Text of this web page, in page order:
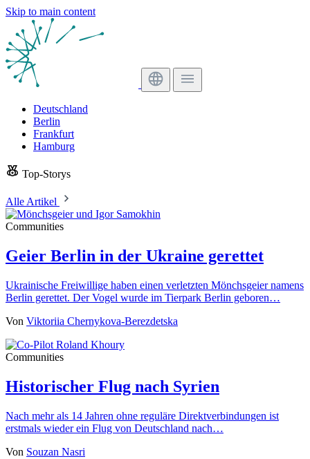
Skip to main content
Deutschland
Berlin
Frankfurt
Hamburg
Top-Storys
Alle Artikel
Communities
Geier Berlin in der Ukraine gerettet
Ukrainische Freiwillige haben einen verletzten Mönchsgeier namens
Berlin gerettet. Der Vogel wurde im Tierpark Berlin geboren…
Von Viktoriia Chernykova-Berezdetska
Communities
Historischer Flug nach Syrien
Nach mehr als 14 Jahren ohne reguläre Direktverbindungen ist
erstmals wieder ein Flug von Deutschland nach…
Von Souzan Nasri